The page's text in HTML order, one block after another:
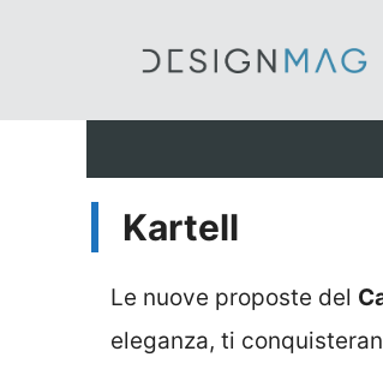
Kartell
Le nuove proposte del
eleganza, ti